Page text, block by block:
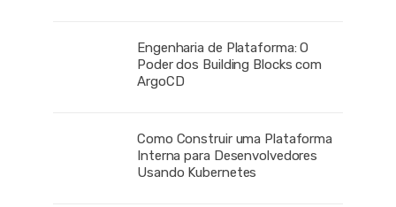
Engenharia de Plataforma: O
Poder dos Building Blocks com
ArgoCD
Como Construir uma Plataforma
Interna para Desenvolvedores
Usando Kubernetes